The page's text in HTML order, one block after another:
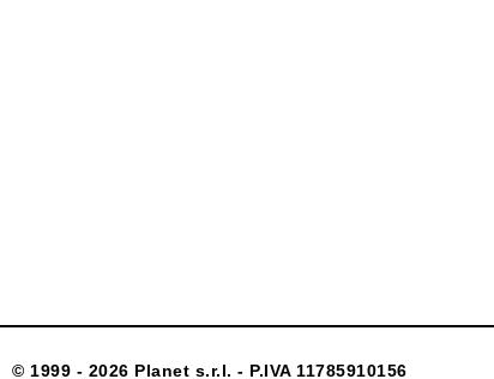
© 1999 - 2026 Planet s.r.l. - P.IVA 11785910156